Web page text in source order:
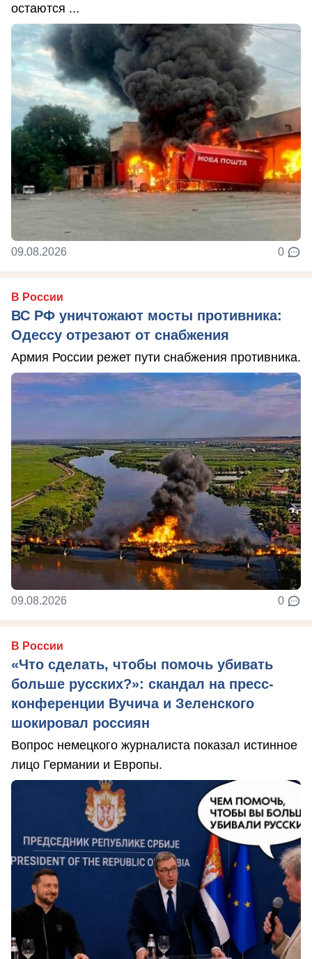
остаются ...
09.08.2026 0
В России
ВС РФ уничтожают мосты противника:
Одессу отрезают от снабжения
Армия России режет пути снабжения противника.
09.08.2026 0
В России
«Что сделать, чтобы помочь убивать
больше русских?»: скандал на пресс-
конференции Вучича и Зеленского
шокировал россиян
Вопрос немецкого журналиста показал истинное
лицо Германии и Европы.